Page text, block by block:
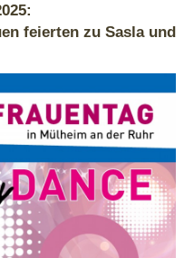
feierten zu Sasla und